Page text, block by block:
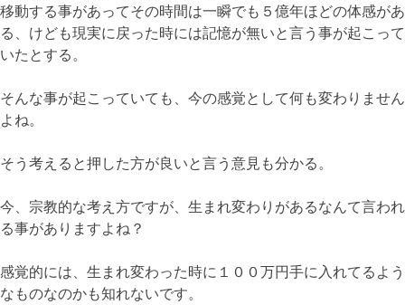
移動する事があってその時間は一瞬でも５億年ほどの体感があ
る、けども現実に戻った時には記憶が無いと言う事が起こって
いたとする。
そんな事が起こっていても、今の感覚として何も変わりません
よね。
そう考えると押した方が良いと言う意見も分かる。
今、宗教的な考え方ですが、生まれ変わりがあるなんて言われ
る事がありますよね？
感覚的には、生まれ変わった時に１００万円手に入れてるよう
なものなのかも知れないです。